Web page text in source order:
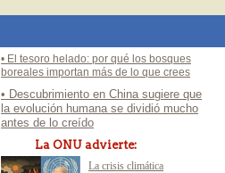
La crisis climática
La ONU advierte:
• Descubrimiento en China sugiere que
la evolución humana se dividió mucho
antes de lo creído
• El tesoro helado: por qué los bosques
boreales importan más de lo que crees